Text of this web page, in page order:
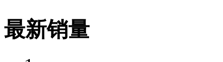
最新销量